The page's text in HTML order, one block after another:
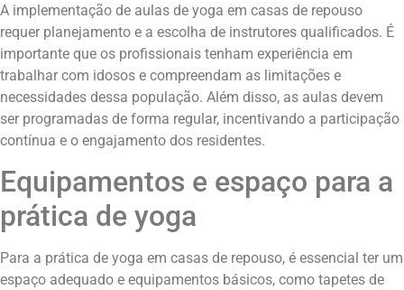
A implementação de aulas de yoga em casas de repouso
requer planejamento e a escolha de instrutores qualificados. É
importante que os profissionais tenham experiência em
trabalhar com idosos e compreendam as limitações e
necessidades dessa população. Além disso, as aulas devem
ser programadas de forma regular, incentivando a participação
contínua e o engajamento dos residentes.
Equipamentos e espaço para a
prática de yoga
Para a prática de yoga em casas de repouso, é essencial ter um
espaço adequado e equipamentos básicos, como tapetes de